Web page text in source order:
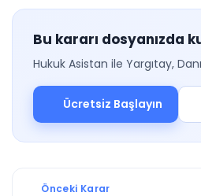
Bu kararı dosyanızda
Hukuk Asistan ile Yargıtay,
Ücretsiz Başlayın
Önceki Karar